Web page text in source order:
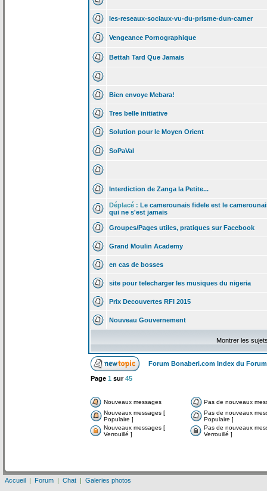
les-reseaux-sociaux-vu-du-prisme-dun-camer
Vengeance Pornographique
Bettah Tard Que Jamais
Bien envoye Mebara!
Tres belle initiative
Solution pour le Moyen Orient
SoPaVal
Interdiction de Zanga la Petite...
Déplacé : Le camerounais fidele est le
qui ne s'est jamais
Groupes/Pages utiles, pratiques sur Facebook
Grand Moulin Academy
en cas de bosses
site pour telecharger les musiques du nigeria
Prix Decouvertes RFI 2015
Nouveau Gouvernement
Montrer les
Forum Bonaberi.com Index du Forum
Page 1 sur45
Nouveaux messages
Pas de nouveaux
Nouveaux messages [
Populaire ]
Pas de nouveaux
Populaire ]
Nouveaux messages [
Verrouillé ]
Pas de nouveaux
Verrouillé ]
Accueil | Forum | Chat | Galeries photos